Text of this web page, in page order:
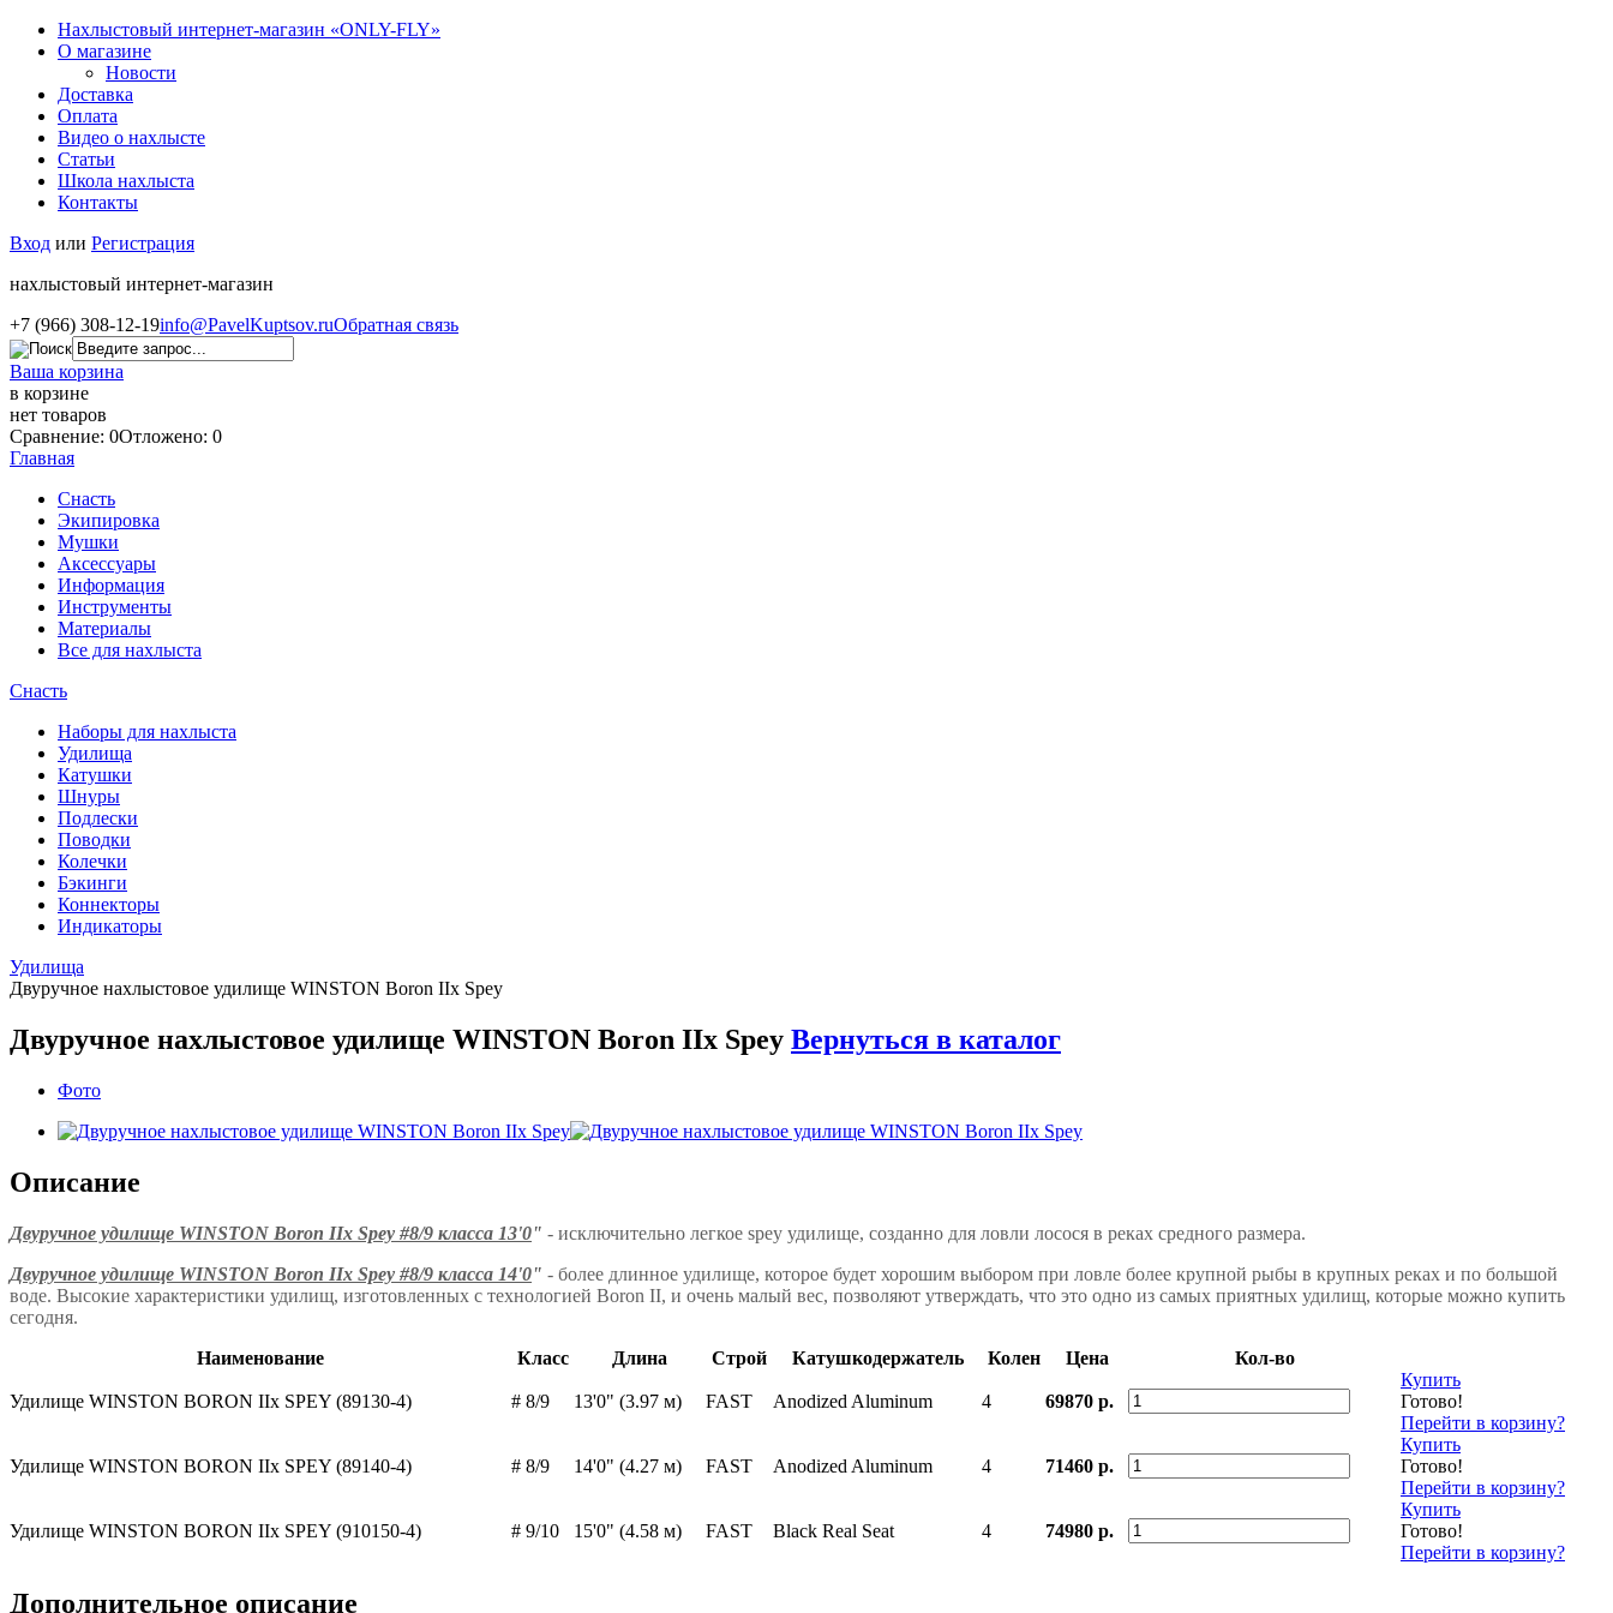
Нахлыстовый интернет-магазин «ONLY-FLY»
О магазине
Новости
Доставка
Оплата
Видео о нахлысте
Статьи
Школа нахлыста
Контакты
Вход или Регистрация
нахлыстовый интернет-магазин
+7 (966) 308-12-19info@PavelKuptsov.ruОбратная связь
Ваша корзина
в корзине
нет товаров
Сравнение: 0Отложено: 0
Главная
Снасть
Экипировка
Мушки
Аксессуары
Информация
Инструменты
Материалы
Все для нахлыста
Снасть
Наборы для нахлыста
Удилища
Катушки
Шнуры
Подлески
Поводки
Колечки
Бэкинги
Коннекторы
Индикаторы
Удилища
Двуручное нахлыстовое удилище WINSTON Boron IIx Spey
Двуручное нахлыстовое удилище WINSTON Boron IIx Spey Вернуться в каталог
Фото
Описание
Двуручное удилище WINSTON Boron IIx Spey #8/9 класса 13'0" - исключительно легкое spey удилище, созданно для ловли лосося в реках средного размера.
Двуручное удилище WINSTON Boron IIx Spey #8/9 класса 14'0" - более длинное удилище, которое будет хорошим выбором при ловле более крупной рыбы в крупных реках и по большой
воде. Высокие характеристики удилищ, изготовленных с технологией Boron II, и очень малый вес, позволяют утверждать, что это одно из самых приятных удилищ, которые можно купить
сегодня.
Наименование
Класс Длина Строй Катушкодержатель Колен Цена Кол-во
Удилище WINSTON BORON IIx SPEY (89130-4) # 8/9 13'0" (3.97 м) FAST Anodized Aluminum 4 69870 р.
Купить
Готово!
Перейти в корзину?
Удилище WINSTON BORON IIx SPEY (89140-4) # 8/9 14'0" (4.27 м) FAST Anodized Aluminum 4 71460 р.
Купить
Готово!
Перейти в корзину?
Удилище WINSTON BORON IIx SPEY (910150-4) # 9/10 15'0" (4.58 м) FAST Black Real Seat 4 74980 р.
Купить
Готово!
Перейти в корзину?
Дополнительное описание